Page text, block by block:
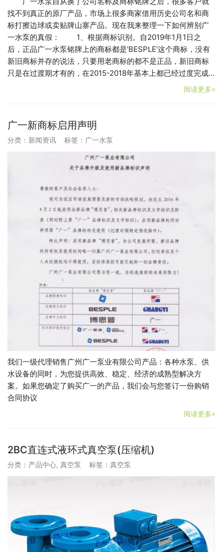
找不到真正的原厂产品，市场上很多商家借用历史公司名和商
标打擦边球或卖贴牌山寨产品。现在我来整理一下如何辨别广
一水泵的真假： 1、根据商标识别。自2019年1月1日之
后，正品广一水泵铭牌上的商标都是‘BESPLE’这个商标，没有
新旧商标并存的说法，只要用老商标的都不是正品，新旧商标
只是在过渡期才有的，在2015-2018年基本上都已经过度完成…
阅读更多»
广一新商标启用声明
分类： 新闻资讯 标签： 广一水泵
我们一级代理销售广州广一泵业有限公司产品：各种水泵、供
水设备的同时，为您提供高效、稳定、经济的成熟型解决方
案。如果您确定了购买广一的产品，我们会与您签订一份购销
合同协议
阅读更多»
2BC直连式液环式真空泵(压缩机)
分类： 产品中心, 真空泵 标签： 真空泵